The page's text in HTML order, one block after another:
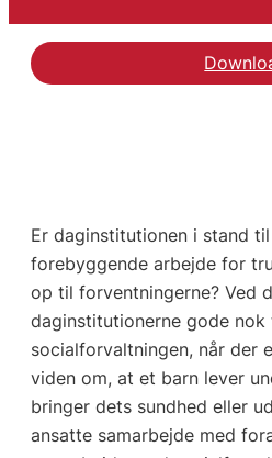
Er daginstitutionen i stand
forebyggende arbejde for
op til forventningerne? Ved
daginstitutionerne gode
socialforvaltningen, når der
viden om, at et barn lever
bringer dets sundhed eller
ansatte samarbejde med